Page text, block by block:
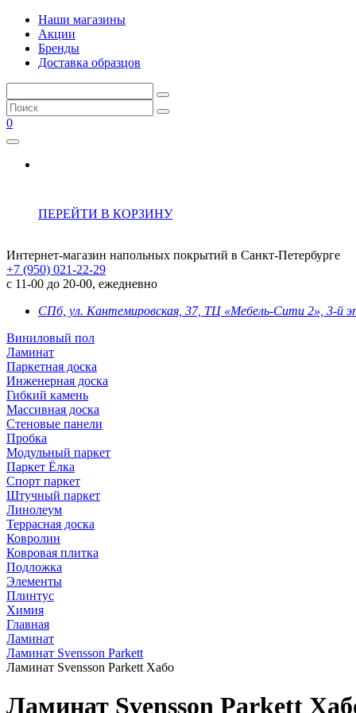
Наши магазины
Акции
Бренды
Доставка образцов
0
ПЕРЕЙТИ В КОРЗИНУ
Интернет-магазин напольных покрытий в Санкт-Петербурге
+7 (950) 021-22-29
с 11-00 до 20-00, ежедневно
СПб, ул. Кантемировская, 37, ТЦ «Мебель-Сити 2», 3-й
Виниловый пол
Ламинат
Паркетная доска
Инженерная доска
Гибкий камень
Массивная доска
Стеновые панели
Пробка
Модульный паркет
Паркет Ёлка
Спорт паркет
Штучный паркет
Линолеум
Террасная доска
Ковролин
Ковровая плитка
Подложка
Элементы
Плинтус
Химия
Главная
Ламинат
Ламинат Svensson Parkett
Ламинат Svensson Parkett Хабо
Ламинат Svensson Parkett